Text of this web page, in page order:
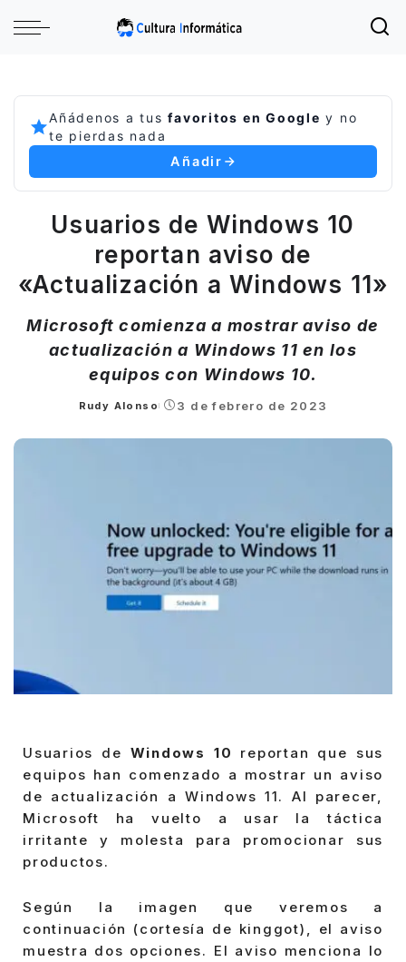
Añádenos a tusfavoritos en Google y no
te pierdas nada
Añadir
Usuarios de Windows 10
reportan aviso de
«Actualización a Windows 11»
Microsoft comienza a mostrar aviso de
actualización a Windows 11 en los
equipos con Windows 10.
Posted
Rudy Alonso 3 de febrero de 2023
Usuarios de Windows 10
reportan que sus
equipos han comenzado a mostrar un aviso
de actualización a Windows 11. Al parecer,
Microsoft ha vuelto a usar la táctica
irritante y molesta para promocionar sus
productos.
Según la imagen que veremos a
continuación (cortesía de kinggot), el aviso
muestra dos opciones. El aviso menciona lo